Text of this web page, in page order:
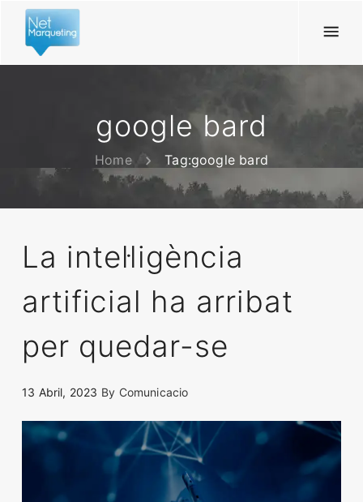
google bard
Home Tag:google bard
La intel·ligència
artificial ha arribat
per quedar-se
13 Abril, 2023 By Comunicacio